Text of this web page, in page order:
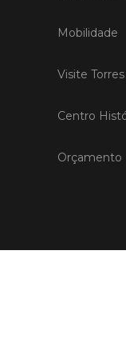
Mobilidade
Visite
Centro
Orçamento